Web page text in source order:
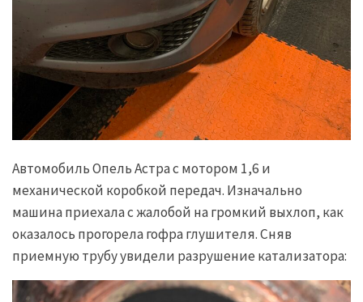
Автомобиль Опель Астра с мотором 1,6 и
механической коробкой передач. Изначально
машина приехала с жалобой на громкий выхлоп, как
оказалось прогорела гофра глушителя. Сняв
приемную трубу увидели разрушение катализатора: